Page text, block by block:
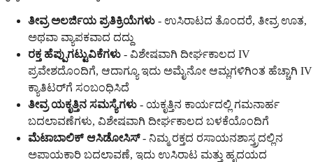
ತೀವ್ರ ಅಲರ್ಜಿಯ ಪ್ರತಿಕ್ರಿಯೆಗಳು - ಉಸಿರಾಟದ ತೊಂದರೆ, ತೀವ್ರ ಊತ,
ಅಥವಾ ವ್ಯಾಪಕವಾದ ದದ್ದು
ರಕ್ತ ಹೆಪ್ಪುಗಟ್ಟುವಿಕೆಗಳು - ವಿಶೇಷವಾಗಿ ದೀರ್ಘಕಾಲದ IV
ಪ್ರವೇಶದೊಂದಿಗೆ, ಆದಾಗ್ಯೂ ಇದು ಅಮೈನೋ ಆಮ್ಲಗಳಿಗಿಂತ ಹೆಚ್ಚಾಗಿ IV
ಕ್ಯಾತಿಟರ್‌ಗೆ ಸಂಬಂಧಿಸಿದೆ
ತೀವ್ರ ಯಕೃತ್ತಿನ ಸಮಸ್ಯೆಗಳು - ಯಕೃತ್ತಿನ ಕಾರ್ಯದಲ್ಲಿ ಗಮನಾರ್ಹ
ಬದಲಾವಣೆಗಳು, ವಿಶೇಷವಾಗಿ ದೀರ್ಘಕಾಲದ ಬಳಕೆಯೊಂದಿಗೆ
ಮೆಟಾಬಾಲಿಕ್ ಆಸಿಡೋಸಿಸ್- ನಿಮ್ಮ ರಕ್ತದ ರಸಾಯನಶಾಸ್ತ್ರದಲ್ಲಿನ
ಅಪಾಯಕಾರಿ ಬದಲಾವಣೆ, ಇದು ಉಸಿರಾಟ ಮತ್ತು ಹೃದಯದ